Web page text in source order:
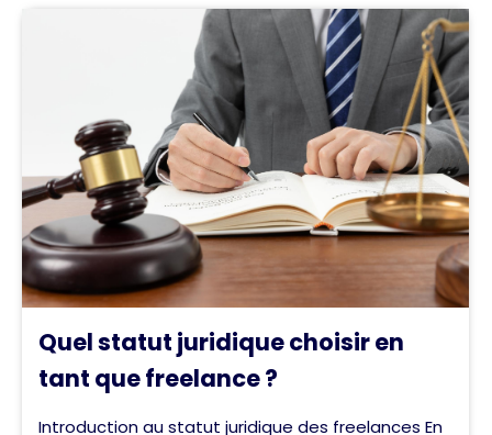
Quel statut juridique choisir en
tant que freelance ?
Introduction au statut juridique des freelances En